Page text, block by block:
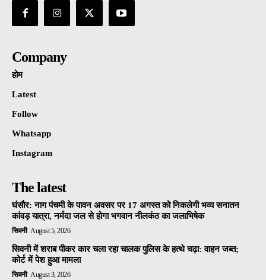
Company
होम
Latest
Follow
Whatsapp
Instagram
The latest
घंसौर: नाग पंचमी के पावन अवसर पर 17 अगस्त को निकलेगी भव्य सनातन
कांवड़ यात्रा, नर्मदा जल से होगा भगवान नीलकंठ का जलाभिषेक
सिवनी August 5, 2026
सिवनी में शराब पीकर कार चला रहा चालक पुलिस के हत्थे चढ़ा: वाहन जब्त;
कोर्ट में पेश हुआ मामला
सिवनी August 3, 2026